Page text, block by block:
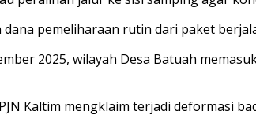
pemeliharaan rutin dari paket
2025, wilayah Desa Batuah
Kaltim mengklaim terjadi deformasi